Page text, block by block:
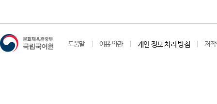
도움말 이용 약관 개인 정보 처리 방침 저